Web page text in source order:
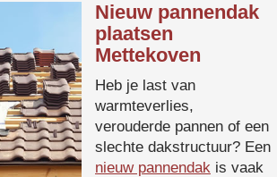
Nieuw pannendak
plaatsen
Mettekoven
Heb je last van
warmteverlies,
verouderde pannen of een
slechte dakstructuur? Een
nieuw pannendak is vaak